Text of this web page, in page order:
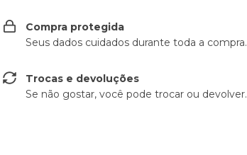
Compra protegida
Seus dados cuidados durante toda a compra.
Trocas e devoluções
Se não gostar, você pode trocar ou devolver.